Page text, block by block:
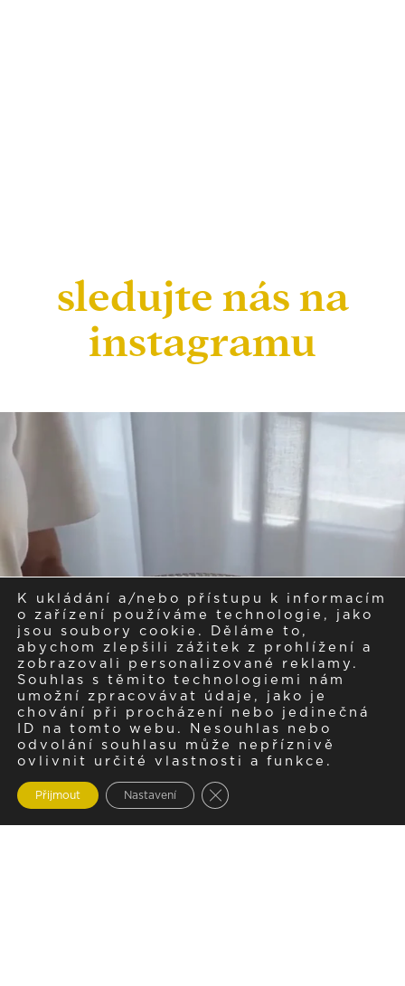
sledujte nás na
instagramu
K ukládání a/nebo přístupu k informacím
o zařízení používáme technologie, jako
jsou soubory cookie. Děláme to,
abychom zlepšili zážitek z prohlížení a
zobrazovali personalizované reklamy.
Souhlas s těmito technologiemi nám
umožní zpracovávat údaje, jako je
chování při procházení nebo jedinečná
ID na tomto webu. Nesouhlas nebo
odvolání souhlasu může nepříznivě
ovlivnit určité vlastnosti a funkce.
Přijmout Nastavení Zavřít cookie lištu GDPR